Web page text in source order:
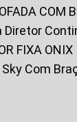
COM
Diretor
FIXA ONIX
Sky Com